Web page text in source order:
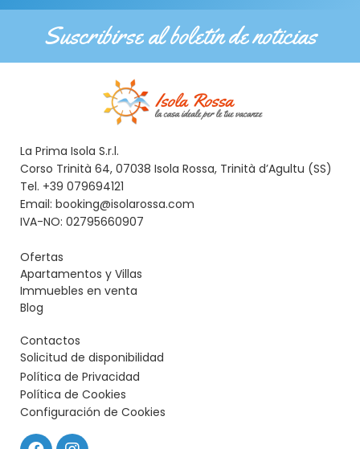
Suscribirse al boletín de noticias
La Prima Isola S.r.l.
Corso Trinità 64, 07038 Isola Rossa, Trinità d’Agultu (SS)
Tel. +39 079694121
Email: booking@isolarossa.com
IVA-NO: 02795660907
Ofertas
Apartamentos y Villas
Immuebles en venta
Blog
Contactos
Solicitud de disponibilidad
Política de Privacidad
Política de Cookies
Configuración de Cookies